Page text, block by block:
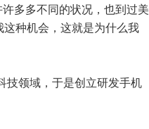
多多不同的状况，也到过美
种机会，这就是为什么我
技领域，于是创立研发手机